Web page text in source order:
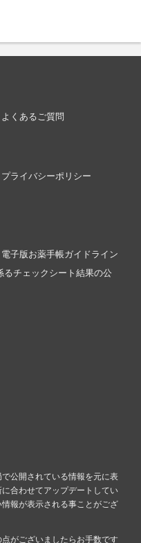
よくあるご質問
プライバシーポリシー
電子版お薬手帳ガイドライン
るチェックシート結果の公
公開されている情報を元に表
合わせてアップデートしてい
報が表示される事ことがござ
がございましたらお手数です